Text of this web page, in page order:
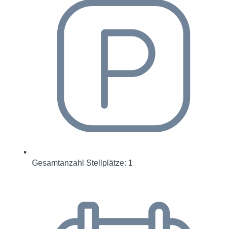
Gesamtanzahl Stellplätze: 1